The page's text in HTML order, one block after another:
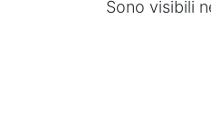
Sono visibili